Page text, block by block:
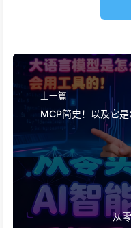
上一篇
MCP简史！以及它是
从